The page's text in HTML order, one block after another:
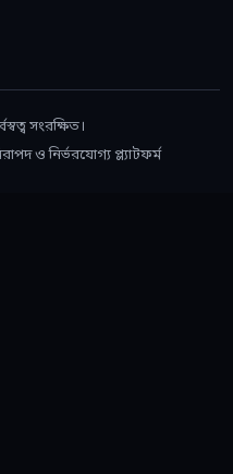
সংরক্ষিত।
ও নির্ভরযোগ্য প্ল্যাটফর্ম